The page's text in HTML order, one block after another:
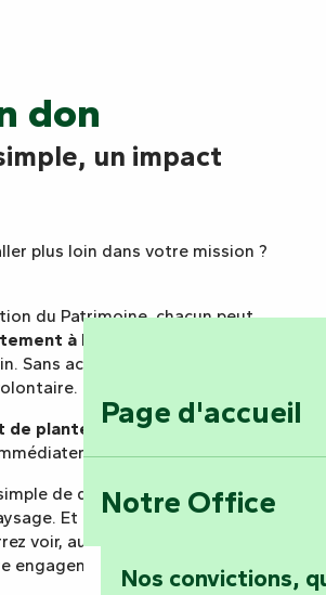
Page d'accueil
Notre Office
Nos convictions,
don
un impact
plus loin dans votre mission ?
du Patrimoine, chacun peut
à la replantation
Sans activité, sans contrainte.
planter 2 arbres.
de devenir un véritable
Et lors de votre prochaine
voir, au fil des saisons, les
engagement.